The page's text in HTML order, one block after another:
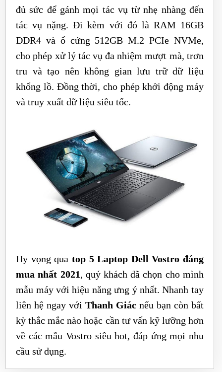
đủ sức để gánh mọi tác vụ từ nhẹ nhàng đến
tác vụ nặng. Đi kèm với đó là RAM 16GB
DDR4 và ổ cứng 512GB M.2 PCIe NVMe,
cho phép xử lý tác vụ đa nhiệm mượt mà, trơn
tru và tạo nên không gian lưu trữ dữ liệu
khổng lồ. Đồng thời, cho phép khởi động máy
và truy xuất dữ liệu siêu tốc.
Hy vọng qua top 5 Laptop Dell Vostro đáng
mua nhất 2021, quý khách đã chọn cho mình
mẫu máy với hiệu năng ưng ý nhất. Nhanh tay
liên hệ ngay vớiThanh Giác nếu bạn còn bất
kỳ thắc mắc nào hoặc cần tư vấn kỹ lưỡng hơn
về các mẫu Vostro siêu hot, đáp ứng mọi nhu
cầu sử dụng.